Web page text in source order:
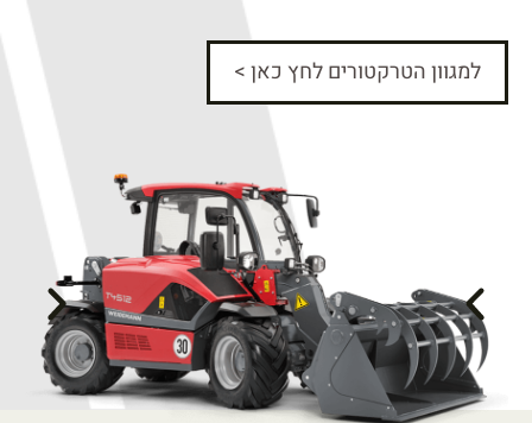
למגוון הטרקטורים לחץ כאן >